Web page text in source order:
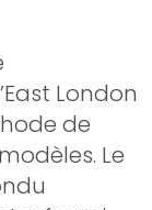
London
de
Le